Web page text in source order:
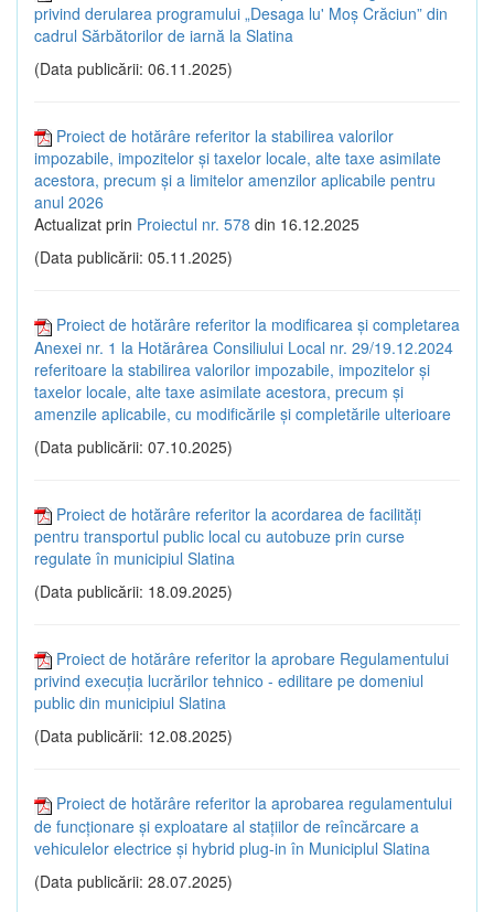
privind derularea programului „Desaga lu' Moș Crăciun” din
cadrul Sărbătorilor de iarnă la Slatina
(Data publicării: 06.11.2025)
Proiect de hotărâre referitor la stabilirea valorilor
impozabile, impozitelor și taxelor locale, alte taxe asimilate
acestora, precum și a limitelor amenzilor aplicabile pentru
anul 2026
Actualizat prin Proiectul nr. 578 din 16.12.2025
(Data publicării: 05.11.2025)
Proiect de hotărâre referitor la modificarea și completarea
Anexei nr. 1 la Hotărârea Consiliului Local nr. 29/19.12.2024
referitoare la stabilirea valorilor impozabile, impozitelor și
taxelor locale, alte taxe asimilate acestora, precum și
amenzile aplicabile, cu modificările și completările ulterioare
(Data publicării: 07.10.2025)
Proiect de hotărâre referitor la acordarea de facilități
pentru transportul public local cu autobuze prin curse
regulate în municipiul Slatina
(Data publicării: 18.09.2025)
Proiect de hotărâre referitor la aprobare Regulamentului
privind execuţia lucrărilor tehnico - edilitare pe domeniul
public din municipiul Slatina
(Data publicării: 12.08.2025)
Proiect de hotărâre referitor la aprobarea regulamentului
de funcţionare şi exploatare al staţiilor de reîncărcare a
vehiculelor electrice şi hybrid plug-in în Municiplul Slatina
(Data publicării: 28.07.2025)